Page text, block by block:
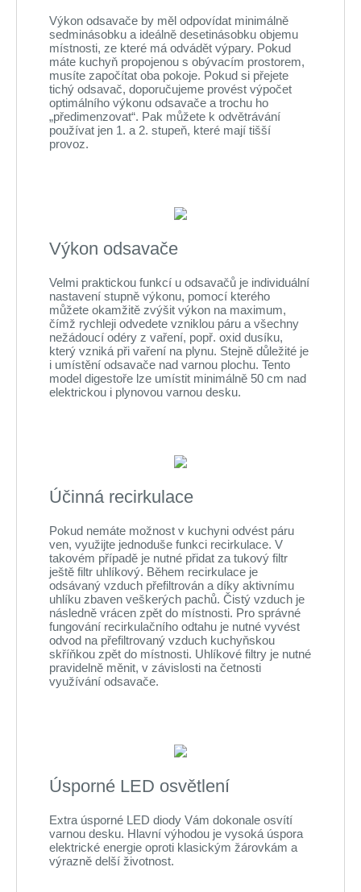
Výkon odsavače by měl odpovídat minimálně
sedminásobku a ideálně desetinásobku objemu
místnosti, ze které má odvádět výpary. Pokud
máte kuchyň propojenou s obývacím prostorem,
musíte započítat oba pokoje. Pokud si přejete
tichý odsavač, doporučujeme provést výpočet
optimálního výkonu odsavače a trochu ho
„předimenzovat“. Pak můžete k odvětrávání
používat jen 1. a 2. stupeň, které mají tišší
provoz.
Výkon odsavače
Velmi praktickou funkcí u odsavačů je individuální
nastavení stupně výkonu, pomocí kterého
můžete okamžitě zvýšit výkon na maximum,
čímž rychleji odvedete vzniklou páru a všechny
nežádoucí odéry z vaření, popř. oxid dusíku,
který vzniká při vaření na plynu. Stejně důležité je
i umístění odsavače nad varnou plochu. Tento
model digestoře lze umístit minimálně 50 cm nad
elektrickou i plynovou varnou desku.
Účinná recirkulace
Pokud nemáte možnost v kuchyni odvést páru
ven, využijte jednoduše funkci recirkulace. V
takovém případě je nutné přidat za tukový filtr
ještě filtr uhlíkový. Během recirkulace je
odsávaný vzduch přefiltrován a díky aktivnímu
uhlíku zbaven veškerých pachů. Čistý vzduch je
následně vrácen zpět do místnosti. Pro správné
fungování recirkulačního odtahu je nutné vyvést
odvod na přefiltrovaný vzduch kuchyňskou
skříňkou zpět do místnosti. Uhlíkové filtry je nutné
pravidelně měnit, v závislosti na četnosti
využívání odsavače.
Úsporné LED osvětlení
Extra úsporné LED diody Vám dokonale osvítí
varnou desku. Hlavní výhodou je vysoká úspora
elektrické energie oproti klasickým žárovkám a
výrazně delší životnost.